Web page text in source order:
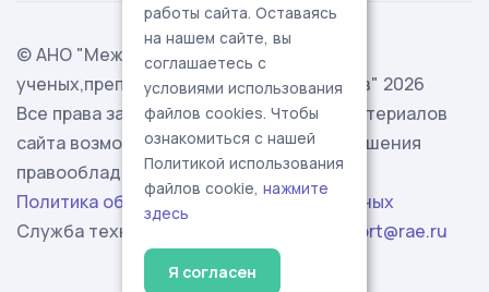
© АНО "Международная ассоциация
ученых,преподавателей и специалистов" 2026
Все права защищены. Использование материалов
сайта возможно исключительно с разрешения
правообладателя.
Политика обработки персональных данных
Служба технической поддержки -
support@rae.ru
работы сайта. Оставаясь
на нашем сайте, вы
соглашаетесь с
условиями использования
файлов cookies. Чтобы
ознакомиться с нашей
Политикой использования
файлов cookie, нажмите
здесь
Я согласен